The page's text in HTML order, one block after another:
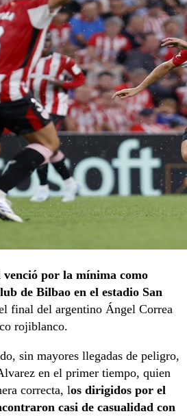
por la mínima como
de Bilbao en el estadio San
final del argentino Ángel Correa
rojiblanco.
sin mayores llegadas de peligro,
en el primer tiempo, quien
correcta, los dirigidos por el
casi de casualidad con